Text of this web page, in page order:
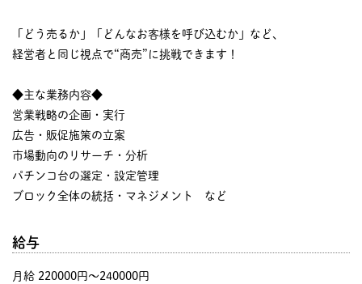
「どう売るか」「どんなお客様を呼び込むか」など、
経営者と同じ視点で“商売”に挑戦できます！
◆主な業務内容◆
営業戦略の企画・実行
広告・販促施策の立案
市場動向のリサーチ・分析
パチンコ台の選定・設定管理
ブロック全体の統括・マネジメント など
給与
月給 220000円〜240000円